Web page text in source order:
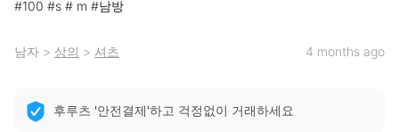
#100 #s # m #남방
남자 > 상의 > 셔츠 4 months ago
후루츠 '안전결제'하고 걱정없이 거래하세요